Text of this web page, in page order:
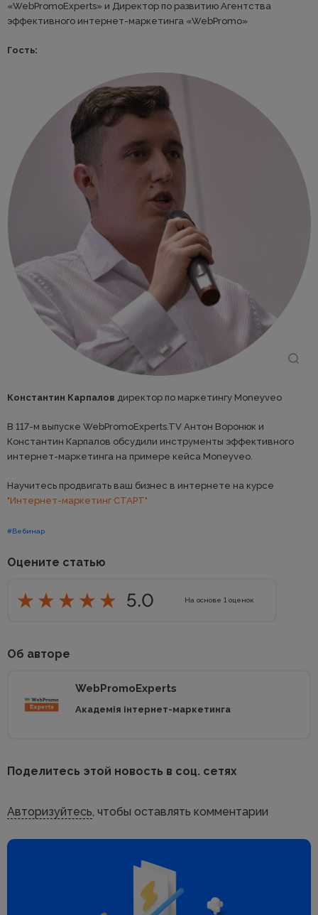
«WebPromoExperts» и Директор по развитию Агентства
эффективного интернет-маркетинга «WebPromo»
Гость:
Константин Карпалов директор по маркетингу Moneyveo
В 117-м выпуске WebPromoExperts.TV Антон Воронюк и
Константин Карпалов обсудили инструменты эффективного
интернет-маркетинга на примере кейса Moneyveo.
Научитесь продвигать ваш бизнес в интернете на курсе
"Интернет-маркетинг СТАРТ"
#Вебинар
Оцените статью
5.0 На основе 1 оценок
Об авторе
WebPromoExperts
Академія інтернет-маркетинга
Поделитесь этой новость в соц. сетях
Авторизуйтесь, чтобы оставлять комментарии